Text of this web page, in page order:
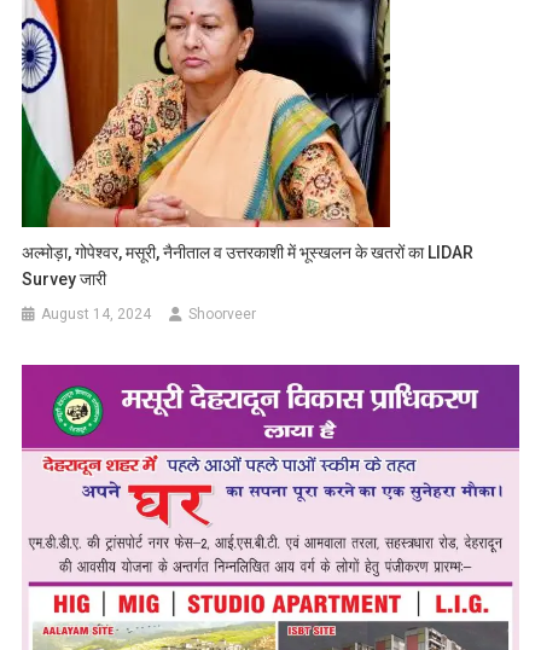
अल्मोड़ा, गोपेश्वर, मसूरी, नैनीताल व उत्तरकाशी में भूस्खलन के खतरों का LIDAR
Survey जारी
August 14, 2024 Shoorveer